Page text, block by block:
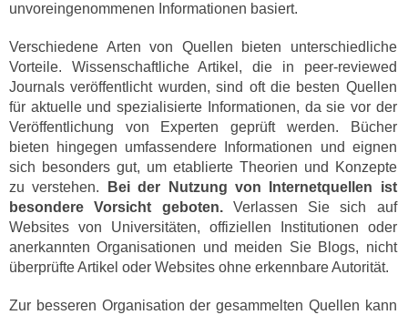
unvoreingenommenen Informationen basiert.
Verschiedene Arten von Quellen bieten unterschiedliche
Vorteile. Wissenschaftliche Artikel, die in peer-reviewed
Journals veröffentlicht wurden, sind oft die besten Quellen
für aktuelle und spezialisierte Informationen, da sie vor der
Veröffentlichung von Experten geprüft werden. Bücher
bieten hingegen umfassendere Informationen und eignen
sich besonders gut, um etablierte Theorien und Konzepte
zu verstehen.
Bei der Nutzung von Internetquellen ist
besondere Vorsicht geboten.Verlassen Sie sich auf
Websites von Universitäten, offiziellen Institutionen oder
anerkannten Organisationen und meiden Sie Blogs, nicht
überprüfte Artikel oder Websites ohne erkennbare Autorität.
Zur besseren Organisation der gesammelten Quellen kann